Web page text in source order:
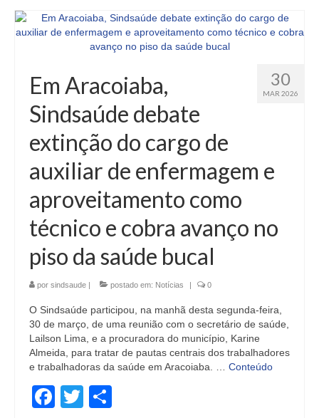
30
MAR 2026
Em Aracoiaba,
Sindsaúde debate
extinção do cargo de
auxiliar de enfermagem e
aproveitamento como
técnico e cobra avanço no
piso da saúde bucal
por sindsaude | postado em: Notícias | 0
O Sindsaúde participou, na manhã desta segunda-feira,
30 de março, de uma reunião com o secretário de saúde,
Lailson Lima, e a procuradora do município, Karine
Almeida, para tratar de pautas centrais dos trabalhadores
e trabalhadoras da saúde em Aracoiaba. … Conteúdo
Facebook
Twitter